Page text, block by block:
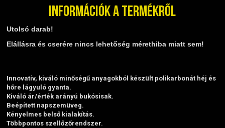
Információk a termékről
Utolsó darab!
Elállásra és cserére nincs lehetőség mérethiba miatt sem!
Innovatív, kiváló minőségű anyagokból készült polikarbonát héj és
hőre lágyuló gyanta.
Kiváló ár/érték arányú bukósisak.
Beépített napszemüveg.
Kényelmes belső kialakítás.
Többpontos szellőzőrendszer.